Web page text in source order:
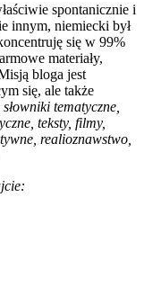
spontanicznie i
innym, niemiecki był
się w 99%
materiały,
bloga jest
się, ale także
tematyczne,
teksty, filmy,
realioznawstwo,